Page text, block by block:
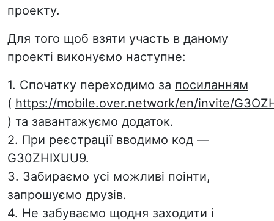
проекту.
Для того щоб взяти участь в даному
проекті виконуємо наступне:
1. Спочатку переходимо за посиланням
( https://mobile.over.network/en/invite/
) та завантажуємо додаток.
2. При реєстрації вводимо код —
G30ZHIXUU9.
3. Забираємо усі можливі поінти,
запрошуємо друзів.
4. Не забуваємо щодня заходити і